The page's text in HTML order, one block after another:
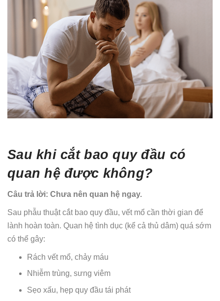
Sau khi cắt bao quy đầu có
quan hệ được không?
Câu trả lời: Chưa nên quan hệ ngay.
Sau phẫu thuật cắt bao quy đầu, vết mổ cần thời gian để
lành hoàn toàn. Quan hệ tình dục (kể cả thủ dâm) quá sớm
có thể gây:
Rách vết mổ, chảy máu
Nhiễm trùng, sưng viêm
Sẹo xấu, hẹp quy đầu tái phát